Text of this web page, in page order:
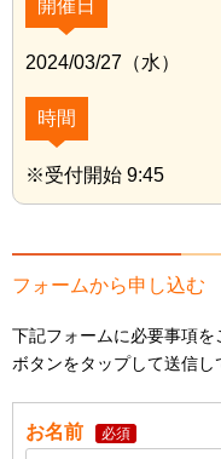
開催日
2024/03/27（水）
時間
※受付開始 9:45
フォームから申し込む
下記フォームに必要事項を
ボタンをタップして送信し
お名前 必須